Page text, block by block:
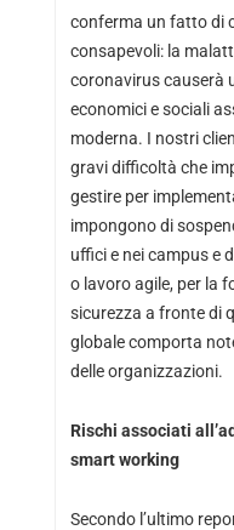
conferma un fatto di
consapevoli: la
coronavirus causerà
economici e sociali
moderna. I nostri
gravi difficoltà che
gestire per
impongono di
uffici e nei campus e
o lavoro agile, per la
sicurezza a fronte di
globale comporta
delle organizzazioni.
Rischi associati
smart working
Secondo l’ultimo